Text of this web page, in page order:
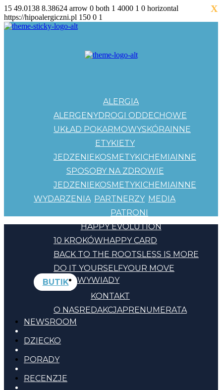
15 49.0138 8.38624 arrow 0 both 1 4000 1 0 horizontal
https://hipoalergiczni.pl 150 0 1
ALERGIA
ALERGENYDROGI ODDECHOWE
UKŁAD POKARMOWYSKÓRAINNE
ETYKIETY
JEDZENIEKOSMETYKICHEMIAINNE
SPOSOBY NA ZDROWIE
JEDZENIEKOSMETYKICHEMIAINNE
WYDARZENIA PARTNERZY
PATRONI
MEDIA
HAPPY EVOLUTION
10 KROKÓWHAPPY CARD
BACK TO THE ROOTSLESS IS MORE
DO IT YOURSELFYOUR MOVE
BUTIK
KONTAKT
O NASREDAKCJAPRENUMERATA
WYWIADY
NEWSROOM
DZIECKO
PORADY
RECENZJE
X